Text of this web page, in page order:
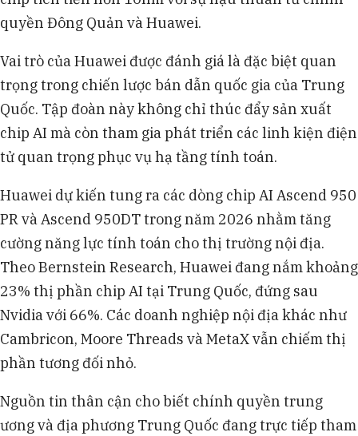
quyền Đông Quản và Huawei.
Vai trò của Huawei được đánh giá là đặc biệt quan
trọng trong chiến lược bán dẫn quốc gia của Trung
Quốc. Tập đoàn này không chỉ thúc đẩy sản xuất
chip AI mà còn tham gia phát triển các linh kiện điện
tử quan trọng phục vụ hạ tầng tính toán.
Huawei dự kiến tung ra các dòng chip AI Ascend 950
PR và Ascend 950DT trong năm 2026 nhằm tăng
cường năng lực tính toán cho thị trường nội địa.
Theo Bernstein Research, Huawei đang nắm khoảng
23% thị phần chip AI tại Trung Quốc, đứng sau
Nvidia với 66%. Các doanh nghiệp nội địa khác như
Cambricon, Moore Threads và MetaX vẫn chiếm thị
phần tương đối nhỏ.
Nguồn tin thân cận cho biết chính quyền trung
ương và địa phương Trung Quốc đang trực tiếp tham